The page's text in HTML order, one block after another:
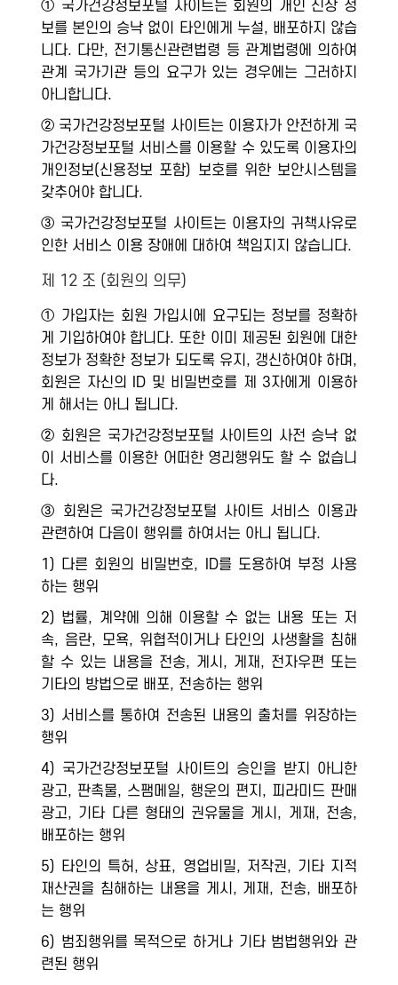
① 국가건강정보포털 사이트는 회원의 개인 신상 정
보를 본인의 승낙 없이 타인에게 누설, 배포하지 않습
니다. 다만, 전기통신관련법령 등 관계법령에 의하여
관계 국가기관 등의 요구가 있는 경우에는 그러하지
아니합니다.
② 국가건강정보포털 사이트는 이용자가 안전하게 국
가건강정보포털 서비스를 이용할 수 있도록 이용자의
개인정보(신용정보 포함) 보호를 위한 보안시스템을
갖추어야 합니다.
③ 국가건강정보포털 사이트는 이용자의 귀책사유로
인한 서비스 이용 장애에 대하여 책임지지 않습니다.
제 12 조 (회원의 의무)
① 가입자는 회원 가입시에 요구되는 정보를 정확하
게 기입하여야 합니다. 또한 이미 제공된 회원에 대한
정보가 정확한 정보가 되도록 유지, 갱신하여야 하며,
회원은 자신의 ID 및 비밀번호를 제 3자에게 이용하
게 해서는 아니 됩니다.
② 회원은 국가건강정보포털 사이트의 사전 승낙 없
이 서비스를 이용한 어떠한 영리행위도 할 수 없습니
다.
③ 회원은 국가건강정보포털 사이트 서비스 이용과
관련하여 다음이 행위를 하여서는 아니 됩니다.
1) 다른 회원의 비밀번호, ID를 도용하여 부정 사용
하는 행위
2) 법률, 계약에 의해 이용할 수 없는 내용 또는 저
속, 음란, 모욕, 위협적이거나 타인의 사생활을 침해
할 수 있는 내용을 전송, 게시, 게재, 전자우편 또는
기타의 방법으로 배포, 전송하는 행위
3) 서비스를 통하여 전송된 내용의 출처를 위장하는
행위
4) 국가건강정보포털 사이트의 승인을 받지 아니한
광고, 판촉물, 스팸메일, 행운의 편지, 피라미드 판매
광고, 기타 다른 형태의 권유물을 게시, 게재, 전송,
배포하는 행위
5) 타인의 특허, 상표, 영업비밀, 저작권, 기타 지적
재산권을 침해하는 내용을 게시, 게재, 전송, 배포하
는 행위
6) 범죄행위를 목적으로 하거나 기타 범법행위와 관
련된 행위